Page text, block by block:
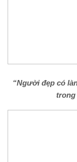
“Người đẹp có
trong